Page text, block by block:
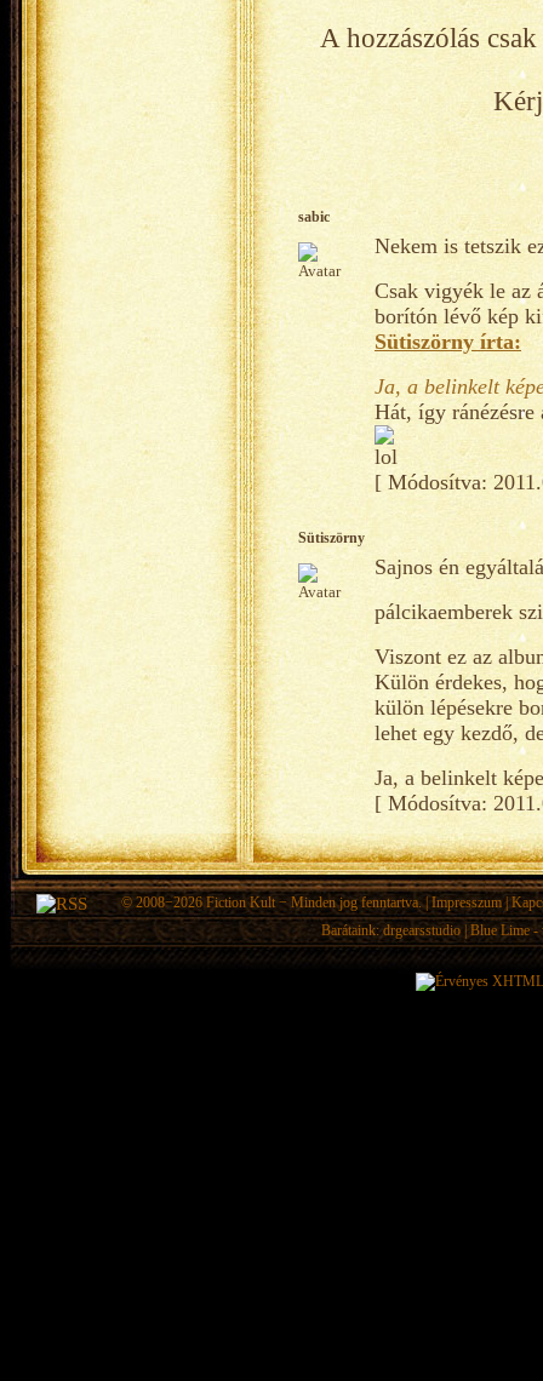
A hozzászólás
sabic
Nekem is tetszik
Csak vigyék le az
borítón lévő kép
Sütiszörny írta:
Ja, a belinkelt
Hát, így
[ Módosítva:
Sütiszörny
Sajnos én
pálcikaemberek
Viszont ez az
Külön érdekes,
külön lépésekre
lehet egy kezdő,
Ja, a belinkelt
[ Módosítva:
© 2008−2026 Fiction Kult − Minden jog fenntartva. | Impresszum|
Barátaink:drgearsstudio Blue Lime -